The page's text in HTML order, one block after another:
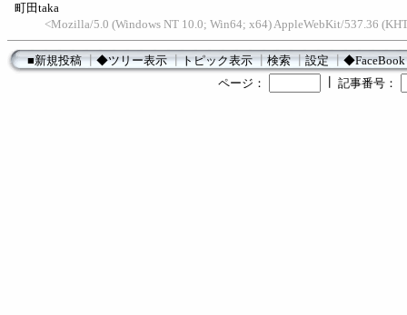
町田taka
<Mozilla/5.0 (Windows NT 10.0; Win64; x64) AppleWebKit/537.36
■新規投稿┃◆ツリー表示┃トピック表示┃検索┃設定┃◆FaceBook
ページ：
記事番号：